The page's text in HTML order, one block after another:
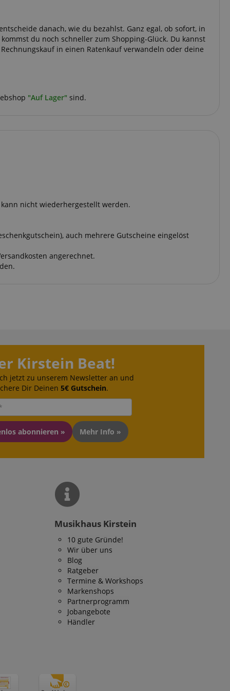
danach, wie du bezahlst. Ganz egal, ob sofort, in
du noch schneller zum Shopping-Glück. Du kannst
in einen Ratenkauf verwandeln oder deine
"Auf Lager" sind.
nicht wiederhergestellt werden.
auch mehrere Gutscheine eingelöst
angerechnet.
Kirstein Beat!
jetzt zu unserem Newsletter an und
Dir Deinen 5€ Gutschein.
abonnieren » Mehr Info »
Musikhaus Kirstein
10 gute Gründe!
Wir über uns
Blog
Ratgeber
Termine & Workshops
Markenshops
Partnerprogramm
Jobangebote
Händler
Cookies können